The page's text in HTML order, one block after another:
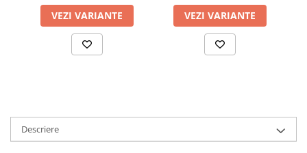
VEZI VARIANTE VEZI VARIANTE
Descriere